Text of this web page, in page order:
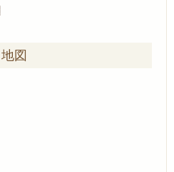
地図